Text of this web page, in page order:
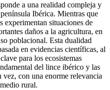
a una realidad compleja y
Ibérica. Mientras que
experimentan situaciones de
daños a la agricultura, en
poblacional. Esta dualidad
en evidencias científicas, al
para los ecosistemas
del lince ibérico y las
con una enorme relevancia
rural.